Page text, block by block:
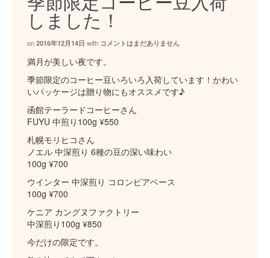
しました！
on 2016年12月14日 with コメントはまだありません
満月が美しい夜です。
季節限定のコーヒー豆いろいろ入荷しています！かわい
いパッケージは贈り物にもオススメです♪
函館テーラードコーヒーさん
FUYU 中煎り100g ¥550
札幌モリヒコさん
ノエル 中深煎り 6種の豆の深い味わい
100g ¥700
ウインター 中深煎り コロンビアベース
100g ¥700
ケニア カングヌファクトリー
中深煎り100g ¥850
今だけの限定です。